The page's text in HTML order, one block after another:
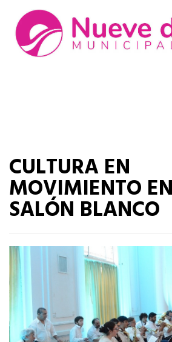
CULTURA EN
MOVIMIENTO
SALÓN BLANCO